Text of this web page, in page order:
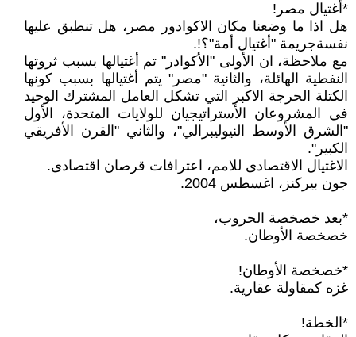
*أغتيال مصر!
هل اذا ما وضعنا مكان الاكوادور مصر، هل تنطبق عليها
نفسةجريمة "أغتيال أمة"؟!.
مع ملاحظة، ان الأولى "الأكوادر" تم أغتيالها بسبب ثروتها
النفطية الهائلة، والثانية "مصر" يتم أغتيالها بسبب كونها
الكتلة الحرجة الاكبر التي تشكل العامل المشترك الوحيد
في المشروعان الأستراتيجيان للولايات المتحدة، الأول
"الشرق الأوسط النيوليبرالي"، والثاني "القرن الأفريقي
الكبير".
الاغتيال الاقتصادى للامم، اعترافات قرصان اقتصادى.
جون بيركنز، اغسطس 2004.
*بعد خصخصة الحروب،
خصخصة الأوطان.
*خصخصة الأوطان!
غزه كمقاولة عقارية.
*الخطة!